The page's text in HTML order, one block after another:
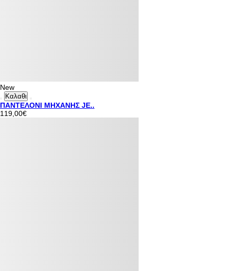
New
Καλαθι
ΠΑΝΤΕΛΟΝΙ ΜΗΧΑΝΗΣ JE..
119,00€